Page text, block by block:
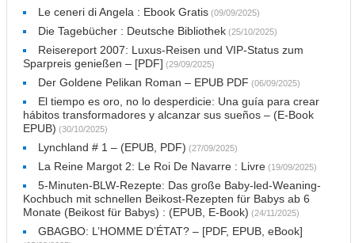
Le ceneri di Angela : Ebook Gratis (09/09/2025)
Die Tagebücher : Deutsche Bibliothek (25/10/2025)
Reisereport 2007: Luxus-Reisen und VIP-Status zum
Sparpreis genießen – [PDF] (29/09/2025)
Der Goldene Pelikan Roman – EPUB PDF (06/09/2025)
El tiempo es oro, no lo desperdicie: Una guía para crear
hábitos transformadores y alcanzar sus sueños – (E-Book
EPUB) (30/10/2025)
Lynchland # 1 – (EPUB, PDF) (27/09/2025)
La Reine Margot 2: Le Roi De Navarre : Livre (19/09/2025)
5-Minuten-BLW-Rezepte: Das große Baby-led-Weaning-
Kochbuch mit schnellen Beikost-Rezepten für Babys ab 6
Monate (Beikost für Babys) : (EPUB, E-Book) (24/11/2025)
GBAGBO: L’HOMME D’ÉTAT? – [PDF, EPUB, eBook]